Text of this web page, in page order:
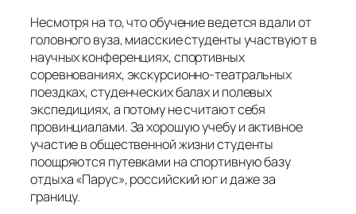
Несмотря на то, что обучение ведется вдали от
головного вуза, миасские студенты участвуют в
научных конференциях, спортивных
соревнованиях, экскурсионно-театральных
поездках, студенческих балах и полевых
экспедициях, а потому не считают себя
провинциалами. За хорошую учебу и активное
участие в общественной жизни студенты
поощряются путевками на спортивную базу
отдыха «Парус», российский юг и даже за
границу.